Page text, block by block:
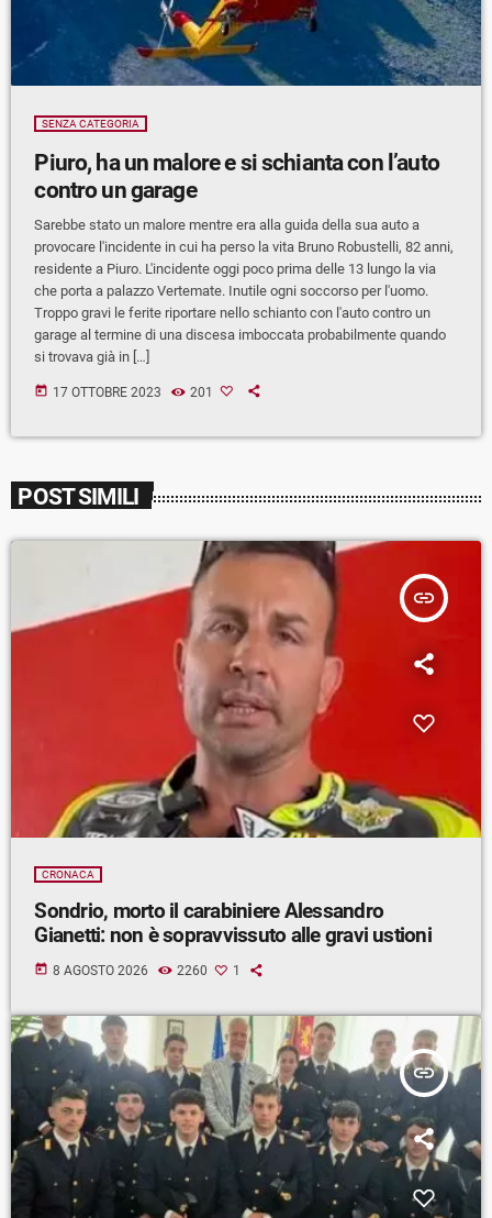
SENZA CATEGORIA
Piuro, ha un malore e si schianta con l’auto
contro un garage
Sarebbe stato un malore mentre era alla guida della sua auto a
provocare l'incidente in cui ha perso la vita Bruno Robustelli, 82 anni,
residente a Piuro. L'incidente oggi poco prima delle 13 lungo la via
che porta a palazzo Vertemate. Inutile ogni soccorso per l'uomo.
Troppo gravi le ferite riportare nello schianto con l'auto contro un
garage al termine di una discesa imboccata probabilmente quando
si trovava già in […]
today 17 OTTOBRE 2023 201
POST SIMILI
insert_link
CRONACA
Sondrio, morto il carabiniere Alessandro
Gianetti: non è sopravvissuto alle gravi ustioni
today 8 AGOSTO 2026 2260 1
insert_link